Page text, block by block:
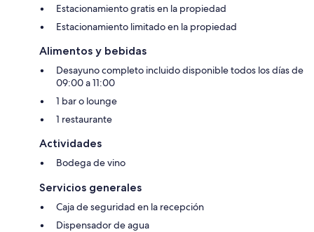
Estacionamiento gratis en la propiedad
Estacionamiento limitado en la propiedad
Alimentos y bebidas
Desayuno completo incluido disponible todos los días de
09:00 a 11:00
1 bar o lounge
1 restaurante
Actividades
Bodega de vino
Servicios generales
Caja de seguridad en la recepción
Dispensador de agua